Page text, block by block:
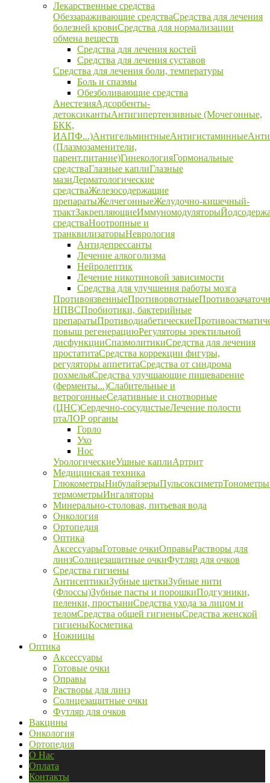
Лекарственные средства
Обеззараживающие средстваСредства для лечения
болезней кровиСредства для нормализации
обмена веществ
Средства для лечения костей
Средства для лечения суставов
Средства для лечения боли, температуры
Боль и спазмы
Обезболивающие средства
АнестезияАдсорбенты-
детоксикантыАнтигипертензивные (Мочегонные,
БКК,
ИАПФ...)АнтигельминтныеАнтигистаминные
(Плазмозаменители,
парент.питание)ГинекологияГормональные
средстваГлазные каплиГлазные
мазиДерматологические
средстваЖелезосодержащие
препаратыЖелчегонныеЖелудочно-кишечный-
трактЗакрепляющиеИммуномодуляторы
средстваНоотропные и
транквилизаторыНеврология
Антидепрессанты
Лечение алкоголизма
Нейролептик
Лечение никотиновой зависимости
Средства для улучшения работы мозга
ПротивоязвенныеПротиворвотные
НПВСПробиотики, бактерийные
препаратыПротиводиабетические
повыш регенерациюРегуляторы эректильной
дисфункцииСпазмолитикиСредства для лечения
простатитаСредства коррекции фигуры,
регуляторы аппетитаСредства от синдрома
похмельяСредства улучшающие пищеварение
(ферменты...)Слабительные и
ветрогонныеСедативные и снотворные
(ЦНС)Сердечно-сосудистыеЛечение полости
ртаЛОР органы
Горло
Ухо
Нос
УрологическиеУшные каплиАртрит
Медицинская техника
ГлюкометрыНибулайзерыПульсоксиметрТонометры
термометрыИнгаляторы
Минерально-столовая, питьевая вода
Онкология
Ортопедия
Оптика
АксессуарыГотовые очкиОправыРастворы для
линзСолнцезащитные очкиФутляр для очков
Средства гигиены
АнтисептикиЗубные щеткиЗубные нити
(Флоссы)Зубные пасты и порошкиПодгузники,
пеленки, простыниСредства ухода за лицом и
теломСредства общей гигиеныСредства женской
гигиеныКосметика
Ножницы
Оптика
Аксессуары
Готовые очки
Оправы
Растворы для линз
Солнцезащитные очки
Футляр для очков
Вакцины
Онкология
Ортопедия
О Нас
Оплата
Контакты